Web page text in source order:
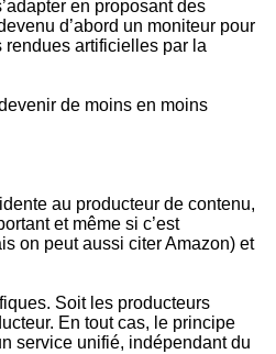
en proposant des
d’abord un moniteur pour
rendues artificielles par la
de moins en moins
au producteur de contenu,
et même si c’est
on peut aussi citer Amazon) et
Soit les producteurs
En tout cas, le principe
service unifié, indépendant du